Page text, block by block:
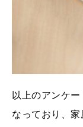
以上のアンケ
なっており、